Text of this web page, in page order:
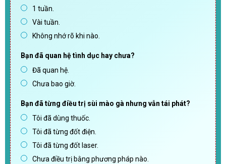
1 tuần.
Vài tuần.
Không nhớ rõ khi nào.
Bạn đã quan hệ tình dục hay chưa?
Đã quan hệ.
Chưa bao giờ.
Bạn đã từng điều trị sùi mào gà nhưng vẫn tái phát?
Tôi đã dùng thuốc.
Tôi đã từng đốt điện.
Tôi đã từng đốt laser.
Chưa điều trị bằng phương pháp nào.